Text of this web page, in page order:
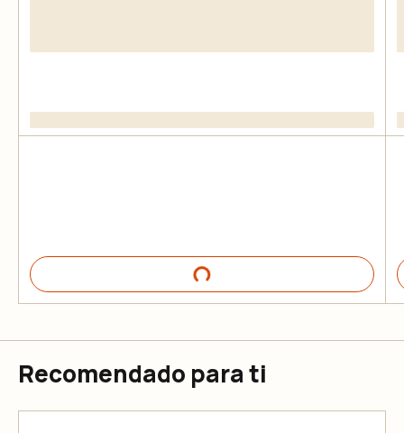
Recomendado para ti